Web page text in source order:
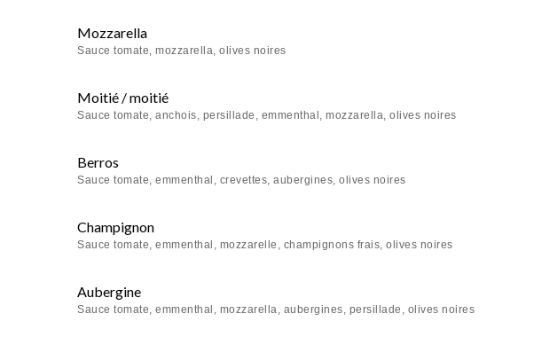
Mozzarella
Sauce tomate, mozzarella, olives noires
Moitié / moitié
Sauce tomate, anchois, persillade, emmenthal, mozzarella, olives noires
Berros
Sauce tomate, emmenthal, crevettes, aubergines, olives noires
Champignon
Sauce tomate, emmenthal, mozzarelle, champignons frais, olives noires
Aubergine
Sauce tomate, emmenthal, mozzarella, aubergines, persillade, olives noires